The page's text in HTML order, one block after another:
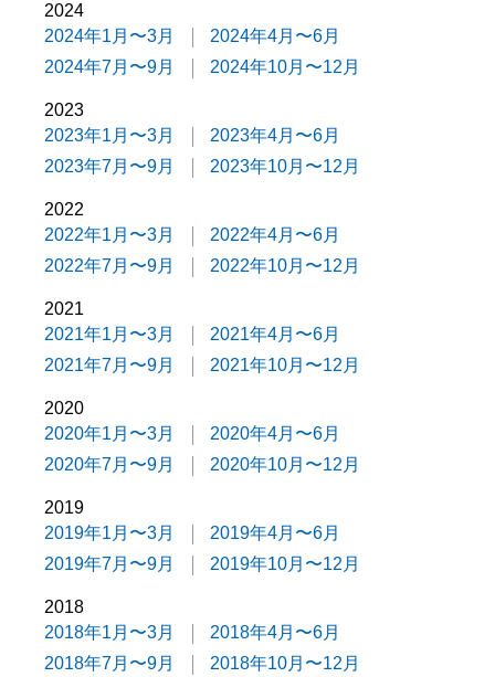
2024
2024年1月〜3月
2024年4月〜6月
2024年7月〜9月
2024年10月〜12月
2023
2023年1月〜3月
2023年4月〜6月
2023年7月〜9月
2023年10月〜12月
2022
2022年1月〜3月
2022年4月〜6月
2022年7月〜9月
2022年10月〜12月
2021
2021年1月〜3月
2021年4月〜6月
2021年7月〜9月
2021年10月〜12月
2020
2020年1月〜3月
2020年4月〜6月
2020年7月〜9月
2020年10月〜12月
2019
2019年1月〜3月
2019年4月〜6月
2019年7月〜9月
2019年10月〜12月
2018
2018年1月〜3月
2018年4月〜6月
2018年7月〜9月
2018年10月〜12月